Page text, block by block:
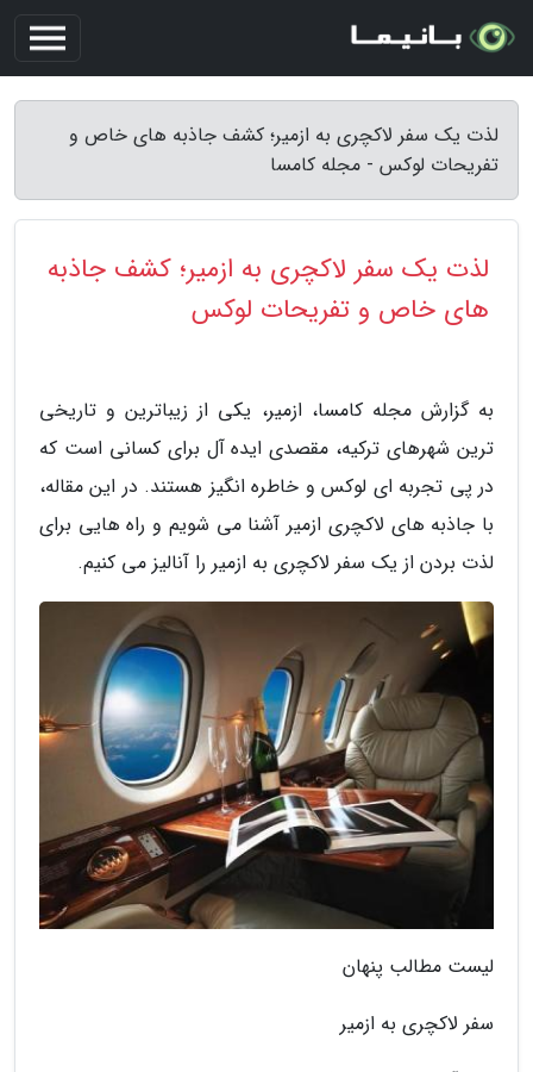
لذت یک سفر لاکچری به ازمیر؛ کشف جاذبه های خاص و
تفریحات لوکس - مجله کامسا
لذت یک سفر لاکچری به ازمیر؛ کشف جاذبه
های خاص و تفریحات لوکس
به گزارش مجله کامسا، ازمیر، یکی از زیباترین و تاریخی
ترین شهرهای ترکیه، مقصدی ایده آل برای کسانی است که
در پی تجربه ای لوکس و خاطره انگیز هستند. در این مقاله،
با جاذبه های لاکچری ازمیر آشنا می شویم و راه هایی برای
لذت بردن از یک سفر لاکچری به ازمیر را آنالیز می کنیم.
لیست مطالب پنهان
سفر لاکچری به ازمیر